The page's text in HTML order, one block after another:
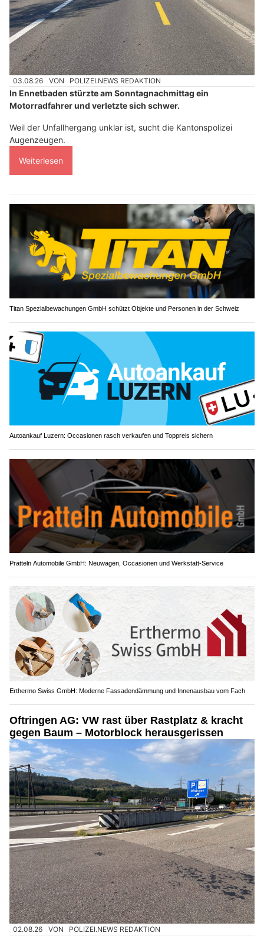
03.08.26 VON POLIZEI.NEWS REDAKTION
In Ennetbaden stürzte am Sonntagnachmittag ein
Motorradfahrer und verletzte sich schwer.
Weil der Unfallhergang unklar ist, sucht die Kantonspolizei
Augenzeugen.
Weiterlesen
Titan Spezialbewachungen GmbH schützt Objekte und Personen in der Schweiz
Autoankauf Luzern: Occasionen rasch verkaufen und Toppreis sichern
Pratteln Automobile GmbH: Neuwagen, Occasionen und Werkstatt-Service
Erthermo Swiss GmbH: Moderne Fassadendämmung und Innenausbau vom Fach
Oftringen AG: VW rast über Rastplatz & kracht
gegen Baum – Motorblock herausgerissen
02.08.26 VON POLIZEI.NEWS REDAKTION